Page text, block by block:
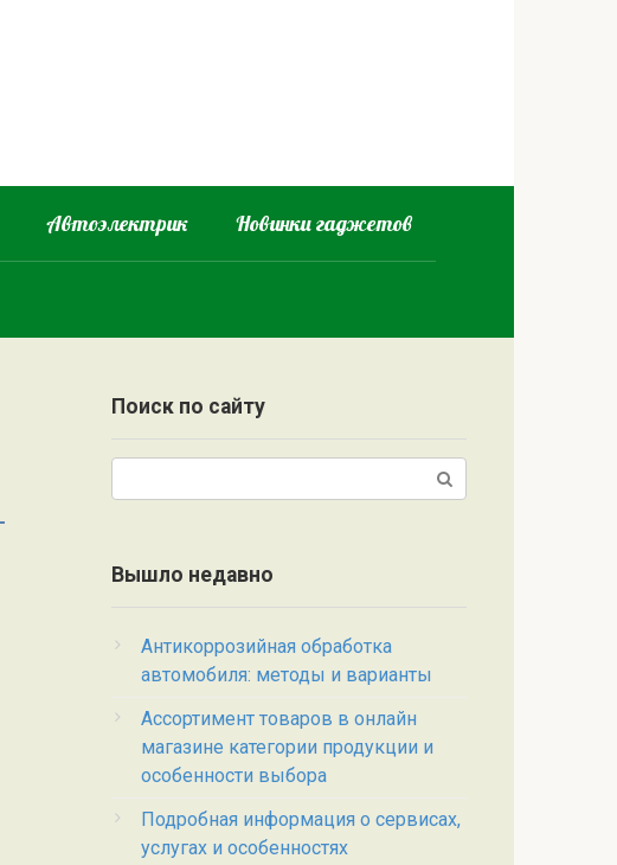
Автоэлектрик Новинки гаджетов
Поиск по сайту
Вышло недавно
Антикоррозийная обработка
автомобиля: методы и варианты
Ассортимент товаров в онлайн
магазине категории продукции и
особенности выбора
Подробная информация о сервисах,
услугах и особенностях